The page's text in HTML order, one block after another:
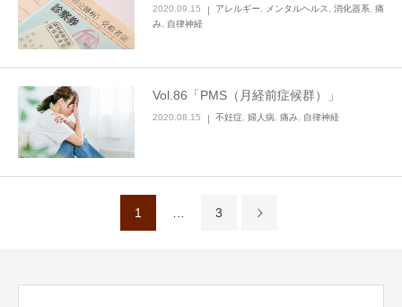
2020.09.15 アレルギー メンタルヘルス 消化器系
痛
み
自律神経
Vol.86「PMS（月経前症候群）」
2020.08.15 不妊症 婦人病 痛み 自律神経
1 3